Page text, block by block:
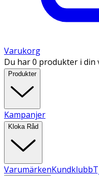
Varukorg
Du har 0 produkter i din
Produkter
Kampanjer
Kloka Råd
VarumärkenKundklubb